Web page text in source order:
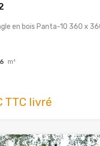
en bois Panta-10 360 x
m²
TTC livré